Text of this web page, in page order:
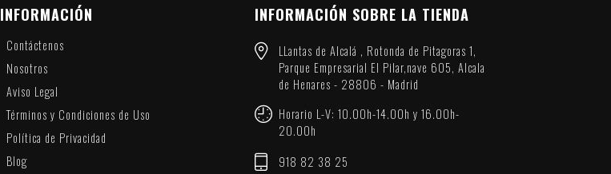
INFORMACIÓN
Contáctenos
Nosotros
Aviso Legal
Términos y Condiciones de Uso
Política de Privacidad
Blog
INFORMACIÓN SOBRE LA TIENDA
LLantas de Alcalá , Rotonda de Pitagoras 1,
Parque Empresarial El Pilar,nave 605, Alcala
de Henares - 28806 - Madrid
Horario L-V: 10.00h-14.00h y 16.00h-
20.00h
918 82 38 25